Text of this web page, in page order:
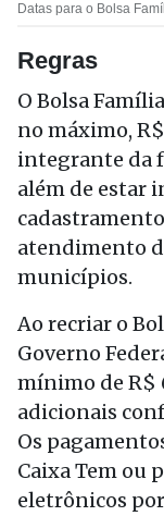
Datas para o Bolsa
Regras
O Bolsa
no máximo,
integrante da
além de estar
atendimento
municípios.
Ao recriar o
Governo
mínimo de R$
adicionais
Os
Caixa Tem ou
eletrônicos